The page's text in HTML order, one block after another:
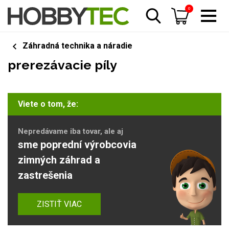
0
Záhradná technika a náradie
prerezávacie píly
Viete o tom, že:
Nepredávame iba tovar, ale aj
sme poprední výrobcovia
zimných záhrad a
zastrešenia
ZISTIŤ VIAC